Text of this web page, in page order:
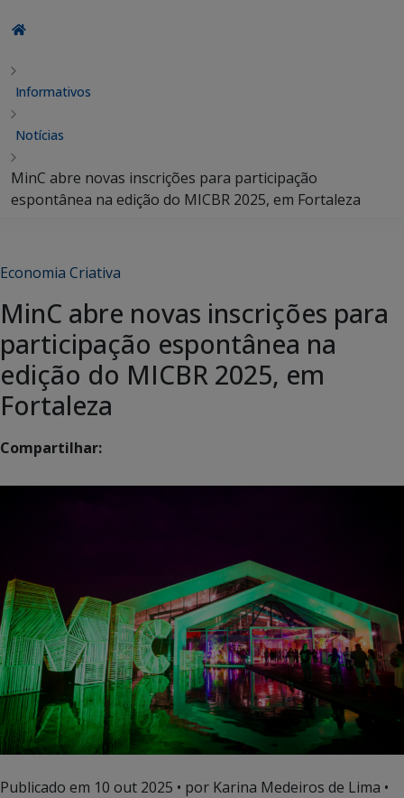
Informativos
Notícias
MinC abre novas inscrições para participação
espontânea na edição do MICBR 2025, em Fortaleza
Economia Criativa
MinC abre novas inscrições para
participação espontânea na
edição do MICBR 2025, em
Fortaleza
Compartilhar:
Publicado em 10 out 2025 • por Karina Medeiros de Lima •